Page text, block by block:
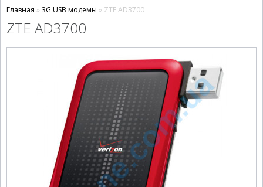
Главная » 3G USB модемы » ZTE AD3700
ZTE AD3700